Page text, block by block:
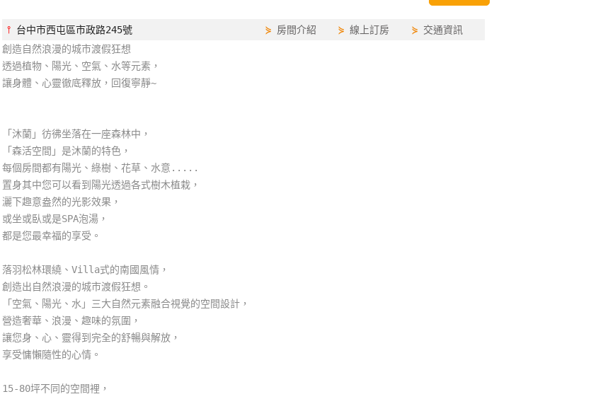
⫯ 台中市西屯區市政路245號 ⋟ 房間介紹 ⋟線上訂房 ⋟ 交通資訊
創造自然浪漫的城市渡假狂想
透過植物、陽光、空氣、水等元素，
讓身體、心靈徹底釋放，回復寧靜~
「沐蘭」彷彿坐落在一座森林中，
「森活空間」是沐蘭的特色，
每個房間都有陽光、綠樹、花草、水意.....
置身其中您可以看到陽光透過各式樹木植栽，
灑下趣意盎然的光影效果，
或坐或臥或是SPA泡湯，
都是您最幸福的享受。
落羽松林環繞、Villa式的南國風情，
創造出自然浪漫的城市渡假狂想。
「空氣、陽光、水」三大自然元素融合視覺的空間設計，
營造奢華、浪漫、趣味的氛圍，
讓您身、心、靈得到完全的舒暢與解放，
享受慵懶隨性的心情。
15-80坪不同的空間裡，